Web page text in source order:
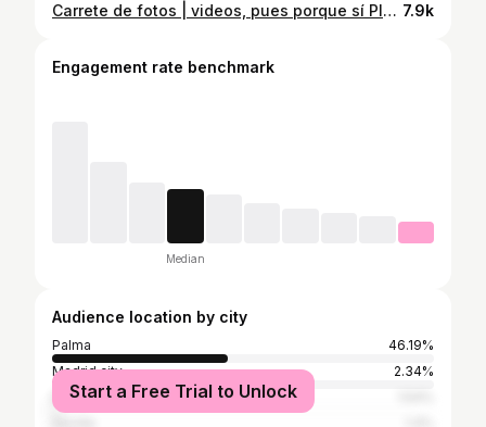
Carrete de fotos | videos, pues porque sí Planes improvisados, los colores más bonitos siempre estarán en las puestas o en los amaneceres, la playa, rincones bonitos, deporte y mucho… esto ultimo lo guardo para mi 🤎🧡💛❤️‍🔥 7.9k
Engagement rate benchmark
Median
Audience location by city
Palma
46.19%
Madrid city
2.34%
Barcelona City
Start a Free Trial to Unlock